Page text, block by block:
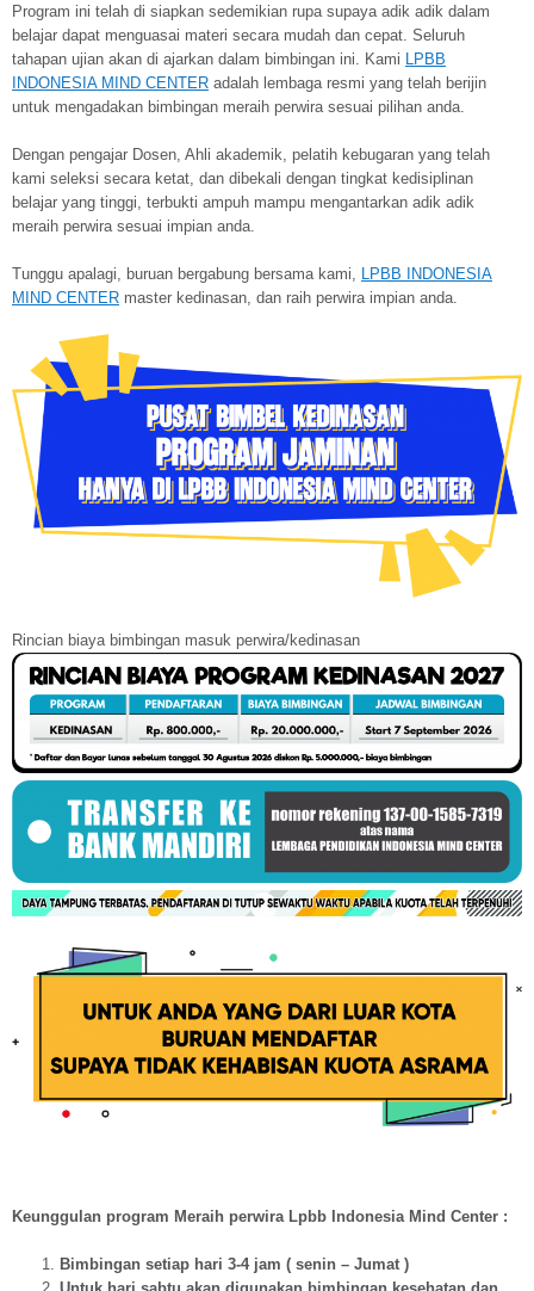
Program ini telah di siapkan sedemikian rupa supaya adik adik dalam
belajar dapat menguasai materi secara mudah dan cepat. Seluruh
tahapan ujian akan di ajarkan dalam bimbingan ini. Kami
LPBB
INDONESIA MIND CENTER adalah lembaga resmi yang telah berijin
untuk mengadakan bimbingan meraih perwira sesuai pilihan anda.
Dengan pengajar Dosen, Ahli akademik, pelatih kebugaran yang telah
kami seleksi secara ketat, dan dibekali dengan tingkat kedisiplinan
belajar yang tinggi, terbukti ampuh mampu mengantarkan adik adik
meraih perwira sesuai impian anda.
Tunggu apalagi, buruan bergabung bersama kami,
LPBB INDONESIA
MIND CENTER master kedinasan, dan raih perwira impian anda.
Rincian biaya bimbingan masuk perwira/kedinasan
Keunggulan program Meraih perwira Lpbb Indonesia Mind Center :
Bimbingan setiap hari 3-4 jam ( senin – Jumat )